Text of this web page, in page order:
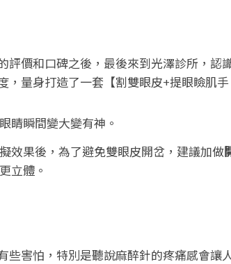
價和口碑之後，最後來到光澤診所，認
，量身打造了一套【割雙眼皮+提眼瞼肌手
睛瞬間變大變有神。
效果後，為了避免雙眼皮開岔，建議加做
立體。
些害怕，特別是聽說麻醉針的疼痛感會讓